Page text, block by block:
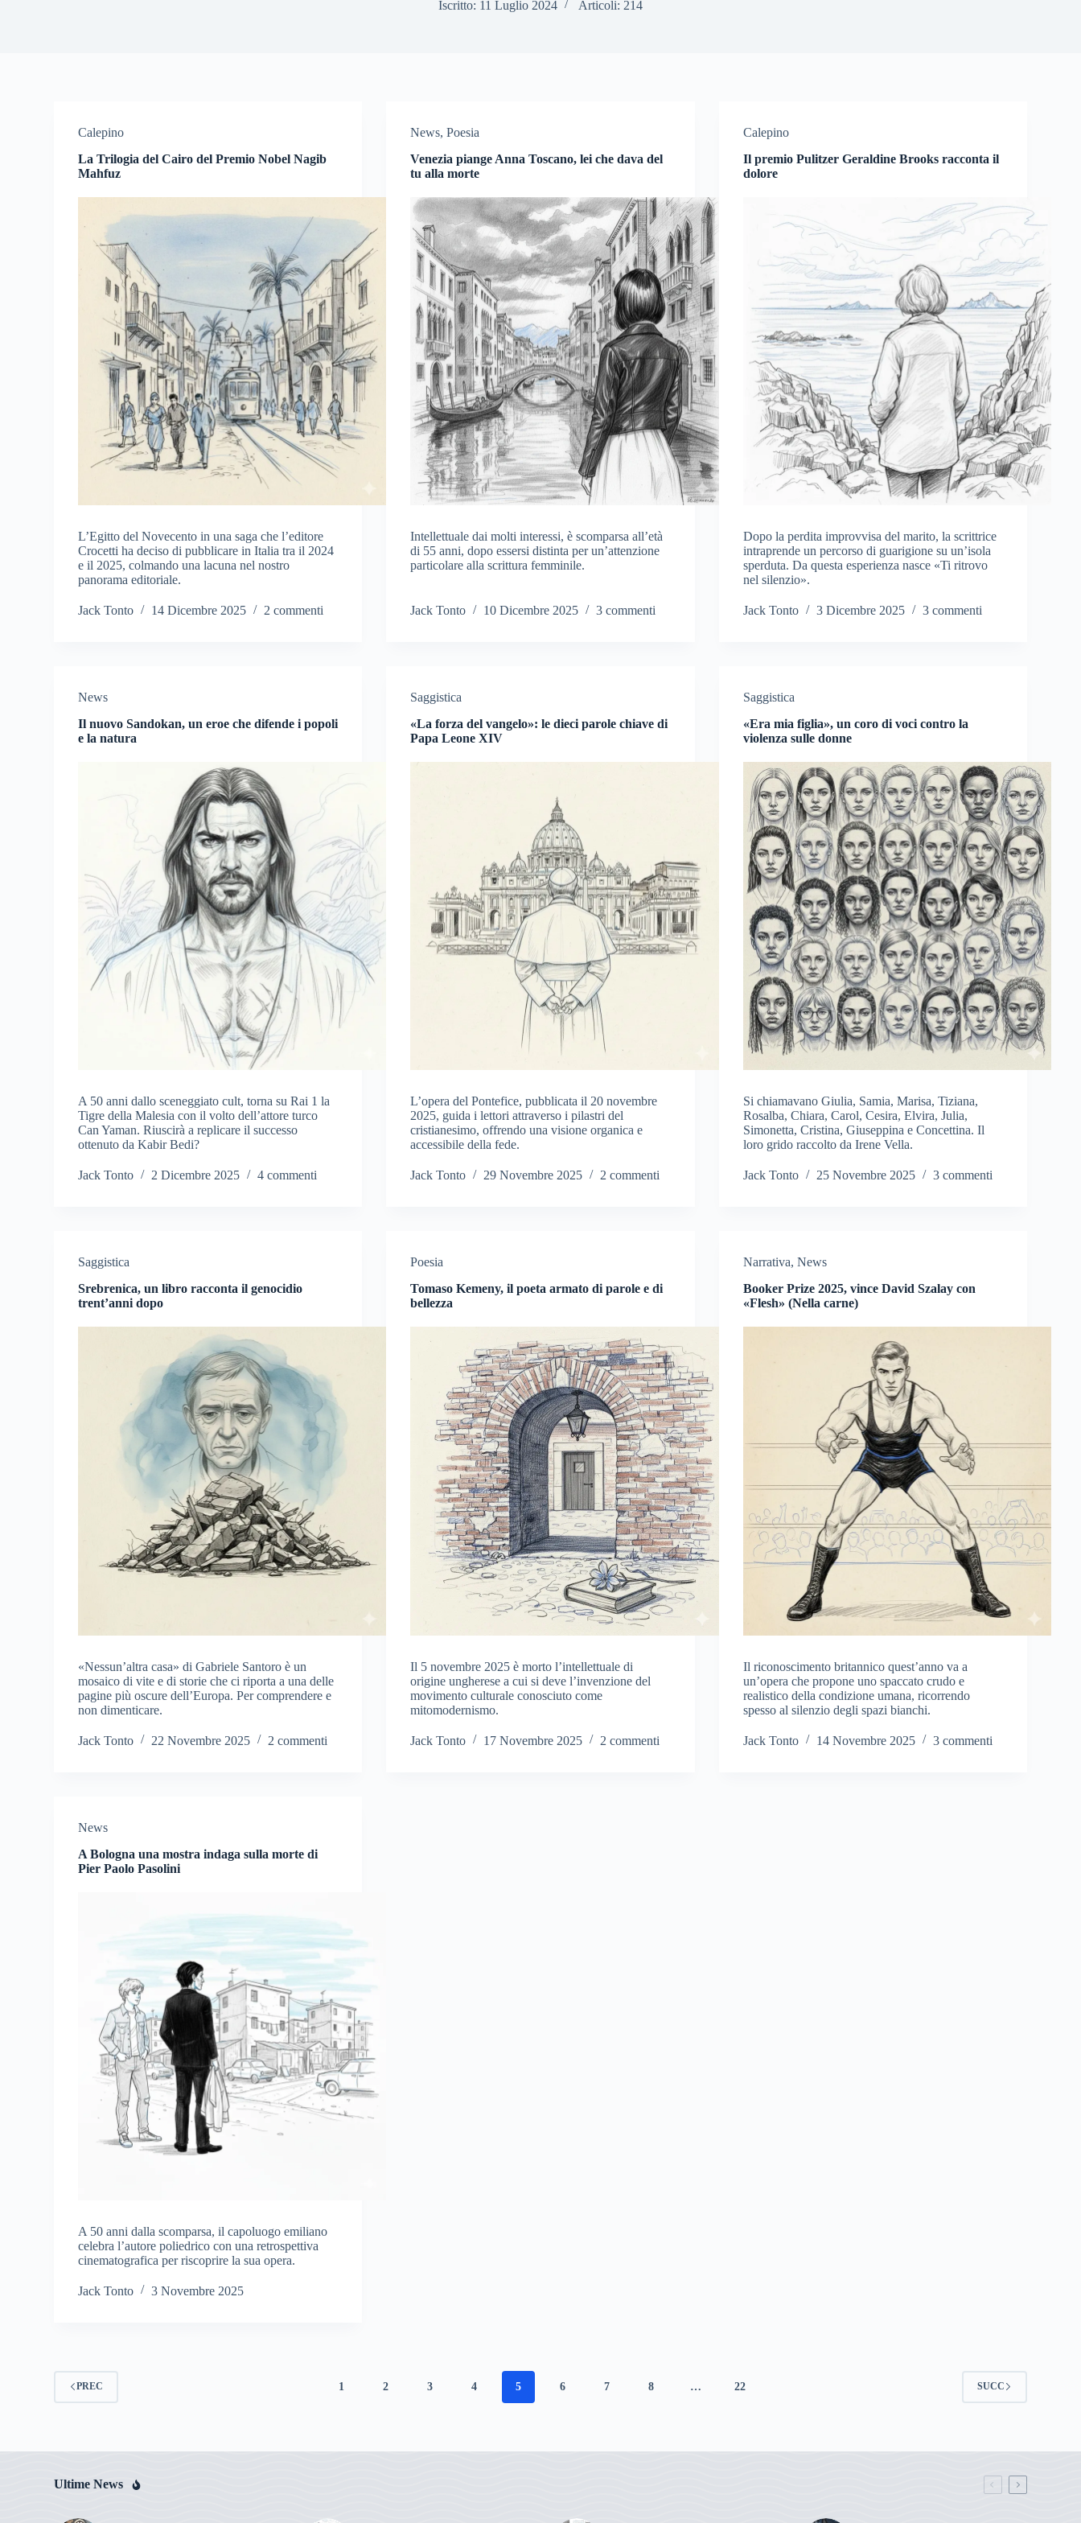
Iscritto: 11 Luglio 2024 Articoli: 214
Calepino
La Trilogia del Cairo del Premio Nobel Nagib
Mahfuz
L’Egitto del Novecento in una saga che l’editore
Crocetti ha deciso di pubblicare in Italia tra il 2024
e il 2025, colmando una lacuna nel nostro
panorama editoriale.
Jack Tonto 14 Dicembre 2025 2 commenti
News,Poesia
Venezia piange Anna Toscano, lei che dava del
tu alla morte
Intellettuale dai molti interessi, è scomparsa all’età
di 55 anni, dopo essersi distinta per un’attenzione
particolare alla scrittura femminile.
Jack Tonto 10 Dicembre 2025 3 commenti
Calepino
Il premio Pulitzer Geraldine Brooks racconta il
dolore
Dopo la perdita improvvisa del marito, la scrittrice
intraprende un percorso di guarigione su un’isola
sperduta. Da questa esperienza nasce «Ti ritrovo
nel silenzio».
Jack Tonto 3 Dicembre 2025 3 commenti
News
Il nuovo Sandokan, un eroe che difende i popoli
e la natura
A 50 anni dallo sceneggiato cult, torna su Rai 1 la
Tigre della Malesia con il volto dell’attore turco
Can Yaman. Riuscirà a replicare il successo
ottenuto da Kabir Bedi?
Jack Tonto 2 Dicembre 2025 4 commenti
Saggistica
«La forza del vangelo»: le dieci parole chiave di
Papa Leone XIV
L’opera del Pontefice, pubblicata il 20 novembre
2025, guida i lettori attraverso i pilastri del
cristianesimo, offrendo una visione organica e
accessibile della fede.
Jack Tonto 29 Novembre 2025 2 commenti
Saggistica
«Era mia figlia», un coro di voci contro la
violenza sulle donne
Si chiamavano Giulia, Samia, Marisa, Tiziana,
Rosalba, Chiara, Carol, Cesira, Elvira, Julia,
Simonetta, Cristina, Giuseppina e Concettina. Il
loro grido raccolto da Irene Vella.
Jack Tonto 25 Novembre 2025 3 commenti
Saggistica
Srebrenica, un libro racconta il genocidio
trent’anni dopo
«Nessun’altra casa» di Gabriele Santoro è un
mosaico di vite e di storie che ci riporta a una delle
pagine più oscure dell’Europa. Per comprendere e
non dimenticare.
Jack Tonto 22 Novembre 2025 2 commenti
Poesia
Tomaso Kemeny, il poeta armato di parole e di
bellezza
Il 5 novembre 2025 è morto l’intellettuale di
origine ungherese a cui si deve l’invenzione del
movimento culturale conosciuto come
mitomodernismo.
Jack Tonto 17 Novembre 2025 2 commenti
Narrativa, News
Booker Prize 2025, vince David Szalay con
«Flesh» (Nella carne)
Il riconoscimento britannico quest’anno va a
un’opera che propone uno spaccato crudo e
realistico della condizione umana, ricorrendo
spesso al silenzio degli spazi bianchi.
Jack Tonto 14 Novembre 2025 3 commenti
News
A Bologna una mostra indaga sulla morte di
Pier Paolo Pasolini
A 50 anni dalla scomparsa, il capoluogo emiliano
celebra l’autore poliedrico con una retrospettiva
cinematografica per riscoprire la sua opera.
Jack Tonto 3 Novembre 2025
PREC 1 2 3 4 5 6 7 8 … 22 SUCC
Ultime News